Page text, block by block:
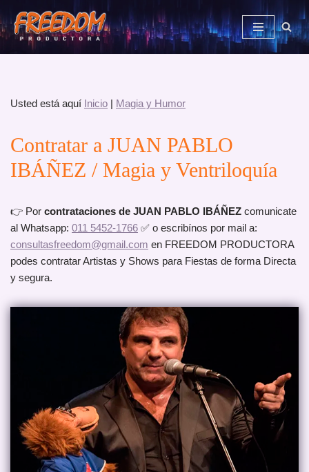
Saltar
al
Usted está aquí Inicio | Magia y Humor
Contratar a JUAN PABLO
IBÁÑEZ / Magia y Ventriloquía
👉 Por contrataciones de JUAN PABLO IBÁÑEZ comunicate
al Whatsapp: 011 5452-1766 ✅ o escribínos por mail a:
consultasfreedom@gmail.com en FREEDOM PRODUCTORA
podes contratar Artistas y Shows para Fiestas de forma Directa
y segura.